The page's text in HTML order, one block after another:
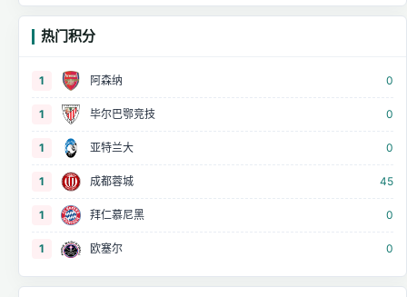
热门积分
1 阿森纳 0
1 毕尔巴鄂竞技 0
1 亚特兰大 0
1 成都蓉城 45
1 拜仁慕尼黑 0
1 欧塞尔 0